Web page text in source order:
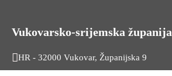
Vukovarsko-srijemska županija
HR - 32000 Vukovar, Županijska 9